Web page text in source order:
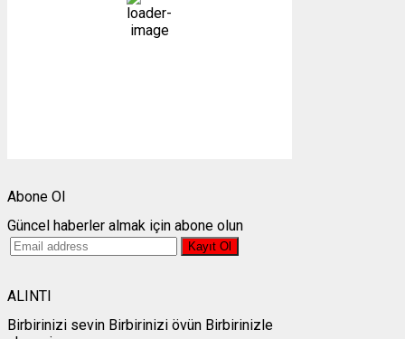
25 %
1007 mb
Abone Ol
Güncel haberler almak için abone olun
ALINTI
Birbirinizi sevin Birbirinizi övün Birbirinizle